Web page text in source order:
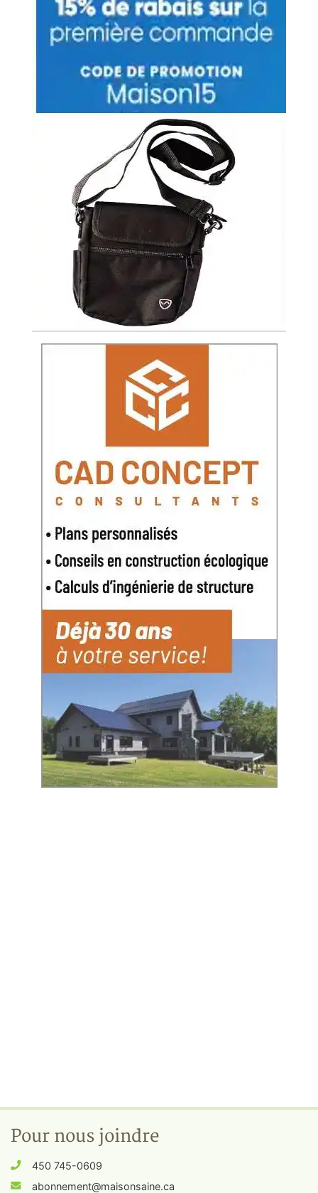
Pour nous joindre
450 745-0609
abonnement@maisonsaine.ca